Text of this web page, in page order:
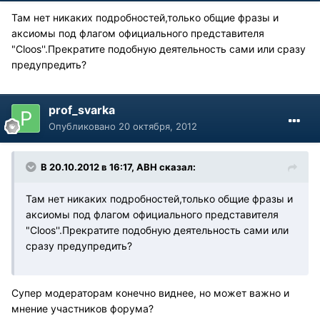
Там нет никаких подробностей,только общие фразы и
аксиомы под флагом официального представителя
"Cloos''.Прекратите подобную деятельность сами или сразу
предупредить?
prof_svarka
Опубликовано 20 октября, 2012
В 20.10.2012 в 16:17, АВН сказал:
Там нет никаких подробностей,только общие фразы и
аксиомы под флагом официального представителя
"Cloos''.Прекратите подобную деятельность сами или
сразу предупредить?
Супер модераторам конечно виднее, но может важно и
мнение участников форума?